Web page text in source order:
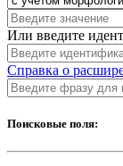
Или введите
Справка о
Поисковые поля: